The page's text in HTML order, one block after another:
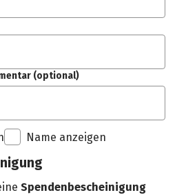
(optional)
Name anzeigen
Spendenbescheinigung